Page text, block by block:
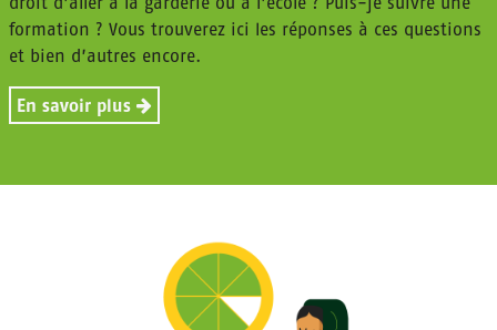
formation ? Vous trouverez ici les réponses à ces questions
et bien d’autres encore.
En savoir plus